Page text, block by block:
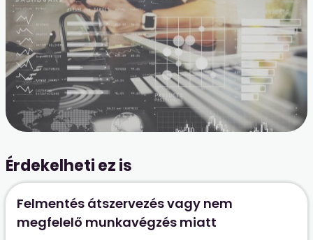
Érdekelheti ez is
Felmentés átszervezés vagy nem
megfelelő munkavégzés miatt